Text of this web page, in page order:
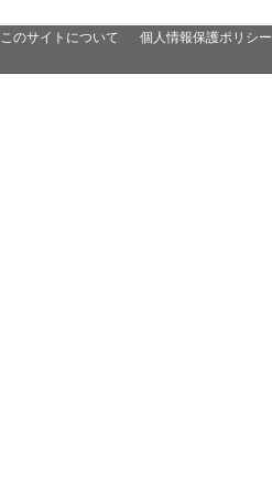
このサイトについて 個人情報保護ポリシー